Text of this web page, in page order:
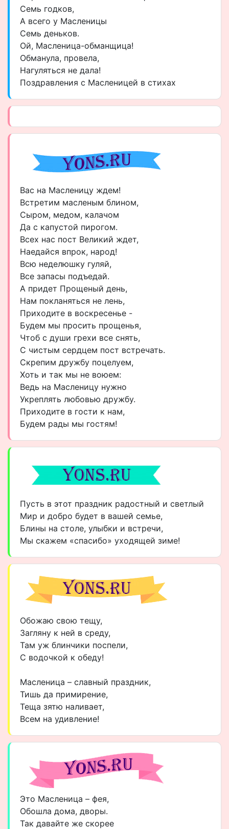
Семь годков,
А всего у Масленицы
Семь деньков.
Ой, Масленица-обманщица!
Обманула, провела,
Нагуляться не дала!
Поздравления с Масленицей в стихах
Вас на Масленицу ждем!
Встретим масленым блином,
Сыром, медом, калачом
Да с капустой пирогом.
Всех нас пост Великий ждет,
Наедайся впрок, народ!
Всю неделюшку гуляй,
Все запасы подъедай.
А придет Прощеный день,
Нам покланяться не лень,
Приходите в воскресенье -
Будем мы просить прощенья,
Чтоб с души грехи все снять,
С чистым сердцем пост встречать.
Скрепим дружбу поцелуем,
Хоть и так мы не воюем:
Ведь на Масленицу нужно
Укреплять любовью дружбу.
Приходите в гости к нам,
Будем рады мы гостям!
Пусть в этот праздник радостный и светлый
Мир и добро будет в вашей семье,
Блины на столе, улыбки и встречи,
Мы скажем «спасибо» уходящей зиме!
Обожаю свою тещу,
Загляну к ней в среду,
Там уж блинчики поспели,
С водочкой к обеду!
Масленица – славный праздник,
Тишь да примирение,
Теща зятю наливает,
Всем на удивление!
Это Масленица – фея,
Обошла дома, дворы.
Так давайте же скорее